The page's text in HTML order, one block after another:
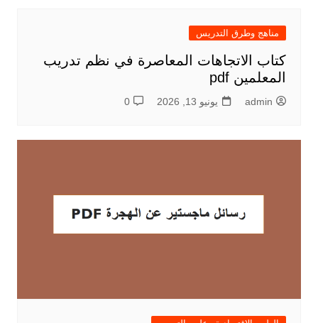
مناهج وطرق التدريس
كتاب الاتجاهات المعاصرة في نظم تدريب
المعلمين pdf
admin يونيو 13, 2026 0